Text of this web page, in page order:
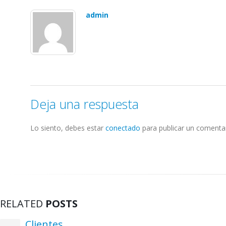
admin
Deja una respuesta
Lo siento, debes estar conectado para publicar un
RELATED POSTS